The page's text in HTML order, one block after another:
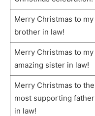
Merry Christmas to my
brother in law!
Merry Christmas to my
amazing sister in law!
Merry Christmas to the
most supporting father
in law!